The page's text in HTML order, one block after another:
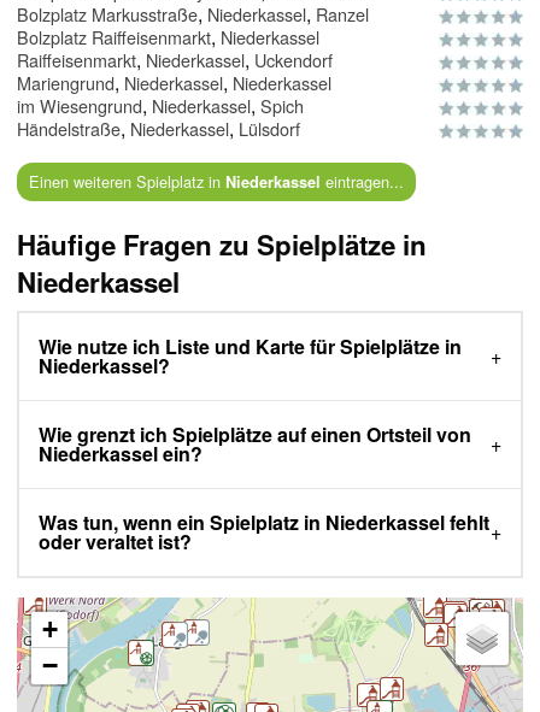
Bolzplatz Markusstraße, Niederkassel, Ranzel
Bolzplatz Raiffeisenmarkt, Niederkassel
Raiffeisenmarkt, Niederkassel, Uckendorf
Mariengrund, Niederkassel, Niederkassel
im Wiesengrund, Niederkassel, Spich
Händelstraße, Niederkassel, Lülsdorf
Einen weiteren Spielplatz in Niederkassel eintragen...
Häufige Fragen zu Spielplätze in
Niederkassel
Wie nutze ich Liste und Karte für Spielplätze in
Niederkassel?
Wie grenzt ich Spielplätze auf einen Ortsteil von
Niederkassel ein?
Was tun, wenn ein Spielplatz in Niederkassel fehlt
oder veraltet ist?
+
−